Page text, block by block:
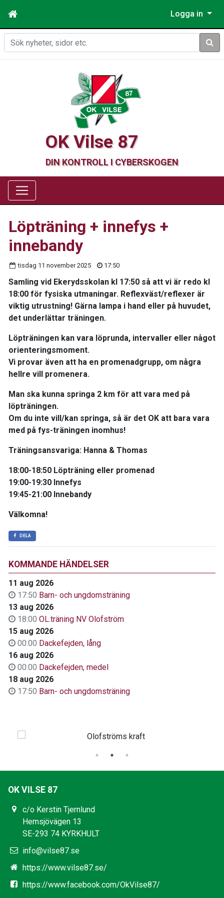
Logga in
Sök
OK Vilse 87
DIN KONTROLL I CYBERSKOGEN
KOMMANDE HÄNDELSER
11 aug 2026
17:50 Barn- och ungdomsträning
13 aug 2026
18:00 OL.träning NV Olofström
15 aug 2026
00:00 Dackefejden, lång
16 aug 2026
00:00 Dackefejden, medel
18 aug 2026
17:50 Barn- och ungdomsträning
Löpträning + innefys +
innebandy
tisdag 11 november 2025 17:50
Samling vid Ekerydsskolan kl 17:50 så att vi är redo kl
18:00 för fysiska utmaningar. Reflexväst/reflexer är
viktig utrustning! Gärna lampa i hand eller på huvudet,
det underlättar träningen.
Löpträningen kan vara löprunda, intervaller eller något
orienteringsmoment.
Vi provar även att ha en promenadgrupp, om några
hellre vill promenera.
Man ska kunna springa 2 km för att vara med på
löpträningen.
Om du inte vill/kan springa, så är det OK att bara vara
med på fys-träningen inomhus!
Träningsansvariga: Hanna & Thomas
18:00-18:50 Löpträning eller promenad
19:00-19:30 Innefys
19:45-21:00 Innebandy
Välkomna!
DELA
OK VILSE 87
c/o Kerstin Tjernlund
Hemsjövägen 13
SE-293 74 KYRKHULT
info@vilse87.se
https://www.vilse87.se/
https://www.facebook.com/OkVilse87/